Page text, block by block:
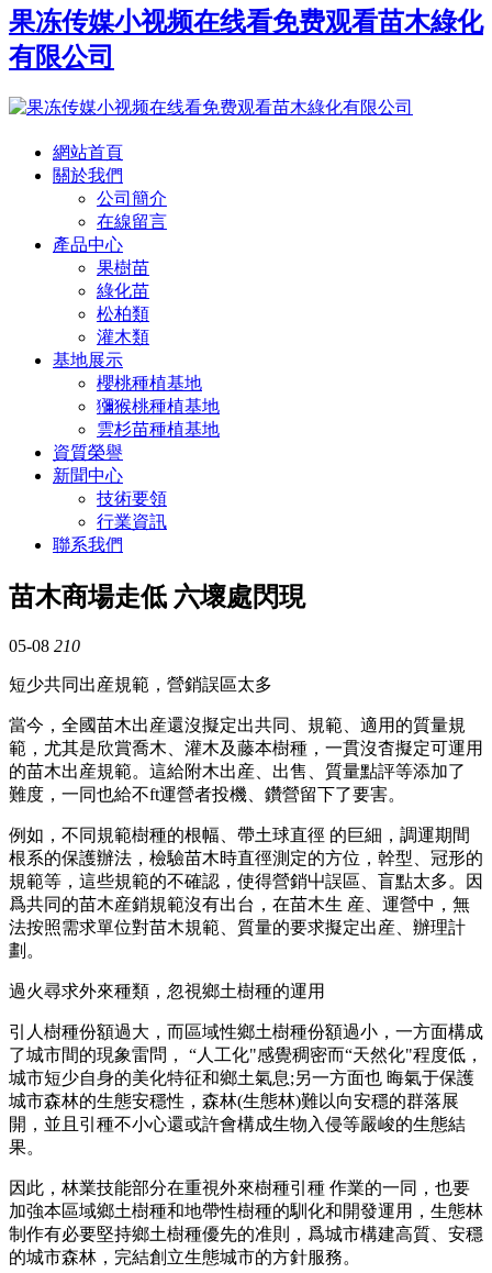
果冻传媒小视频在线看免费观看苗木綠化
有限公司
網站首頁
關於我們
公司簡介
在線留言
產品中心
果樹苗
綠化苗
松柏類
灌木類
基地展示
櫻桃種植基地
獼猴桃種植基地
雲杉苗種植基地
資質榮譽
新聞中心
技術要領
行業資訊
聯系我們
苗木商場走低 六壞處閃現
05-08 210
短少共同出産規範，營銷誤區太多
當今，全國苗木出産還沒擬定出共同、規範、適用的質量規
範，尤其是欣賞喬木、灌木及藤本樹種，一貫沒杳擬定可運用
的苗木出産規範。這給附木出産、出售、質量點評等添加了
難度，一同也給不ft運營者投機、鑽營留下了要害。
例如，不同規範樹種的根幅、帶土球直徑 的巨細，調運期間
根系的保護辦法，檢驗苗木時直徑測定的方位，幹型、冠形的
規範等，這些規範的不確認，使得營銷屮誤區、盲點太多。因
爲共同的苗木産銷規範沒有出台，在苗木生 産、運營中，無
法按照需求單位對苗木規範、質量的要求擬定出産、辦理計
劃。
過火尋求外來種類，忽視鄉土樹種的運用
引人樹種份額過大，而區域性鄉土樹種份額過小，一方面構成
了城市間的現象雷問， “人工化"感覺稠密而“天然化"程度低，
城市短少自身的美化特征和鄉土氣息;另一方面也 晦氣于保護
城市森林的生態安穩性，森林(生態林)難以向安穩的群落展
開，並且引種不小心還或許會構成生物入侵等嚴峻的生態結
果。
因此，林業技能部分在重視外來樹種引種 作業的一同，也要
加強本區域鄉土樹種和地帶性樹種的馴化和開發運用，生態林
制作有必要堅持鄉土樹種優先的准則，爲城市構建高質、安穩
的城市森林，完結創立生態城市的方針服務。